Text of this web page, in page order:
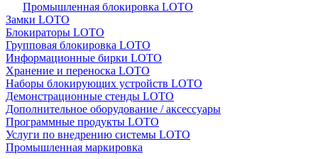
Промышленная блокировка LOTO
Замки LOTO
Блокираторы LOTO
Групповая блокировка LOTO
Информационные бирки LOTO
Хранение и переноска LOTO
Наборы блокирующих устройств LOTO
Демонстрационные стенды LOTO
Дополнительное оборудование / аксессуары
Программные продукты LOTO
Услуги по внедрению системы LOTO
Промышленная маркировка